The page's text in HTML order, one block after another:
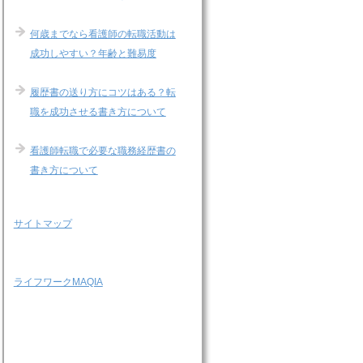
何歳までなら看護師の転職活動は
成功しやすい？年齢と難易度
履歴書の送り方にコツはある？転
職を成功させる書き方について
看護師転職で必要な職務経歴書の
書き方について
サイトマップ
ライフワークMAQIA